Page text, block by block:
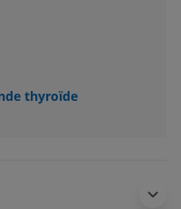
thyroïde